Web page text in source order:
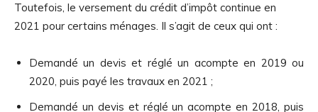
Toutefois, le versement du crédit d’impôt continue en
2021 pour certains ménages. Il s’agit de ceux qui ont :
Demandé un devis et réglé un acompte en 2019 ou
2020, puis payé les travaux en 2021 ;
Demandé un devis et réglé un acompte en 2018, puis